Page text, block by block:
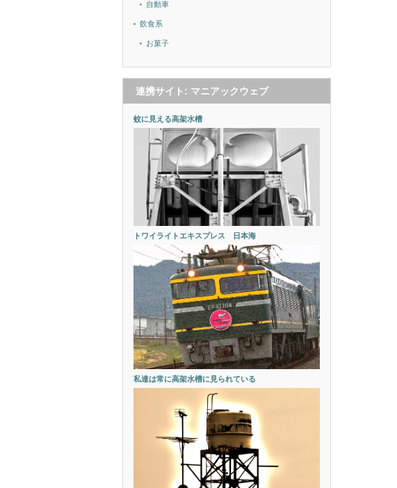
自動車
飲食系
お菓子
連携サイト: マニアックウェブ
蚊に見える高架水槽
トワイライトエキスプレス 日本海
私達は常に高架水槽に見られている